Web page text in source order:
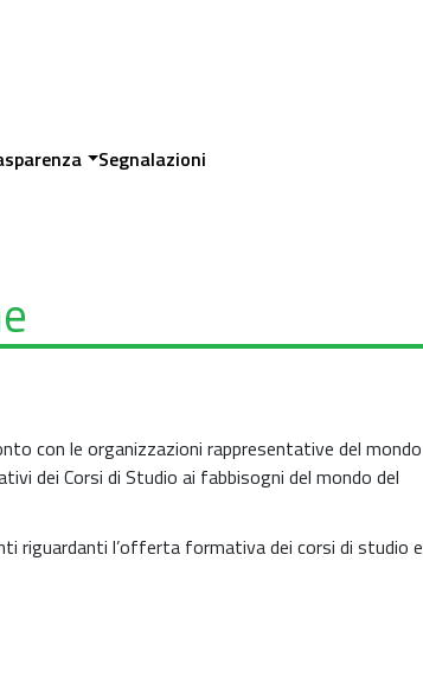
Segnalazioni
con le organizzazioni rappresentative del mondo
dei Corsi di Studio ai fabbisogni del mondo del
riguardanti l’offerta formativa dei corsi di studio e